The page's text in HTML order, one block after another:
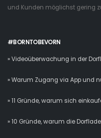
und Kunden möglichst gering
#BORNTOBEVORN
» Videoüberwachung in der
» Warum Zugang via App und
» 11 Gründe, warum sich
» 10 Gründe, warum die